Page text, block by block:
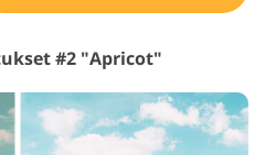
#2 "Apricot"